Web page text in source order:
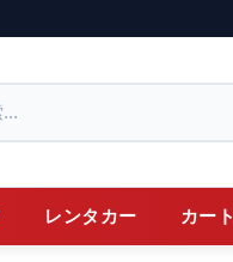
レンタカー カート